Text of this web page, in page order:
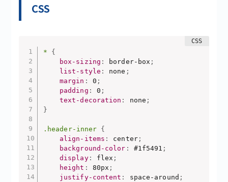
CSS
*
{
box-sizing : border-box ;
list-style : none ;
margin : 0 ;
padding : 0 ;
text-decoration : none ;
}
.header-inner {
align-items : center;
background-color : #1f5491 ;
display: flex ;
height : 80px ;
justify-content : space-around ;